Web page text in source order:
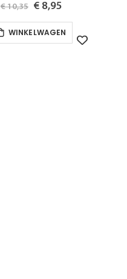
€ 10,35
Special
Price
€ 8,95
WINKELWAGEN